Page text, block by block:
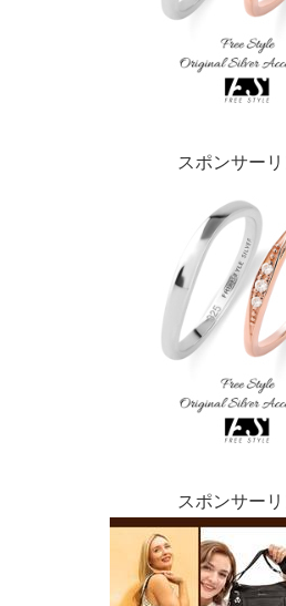
スポンサーリ
スポンサーリ